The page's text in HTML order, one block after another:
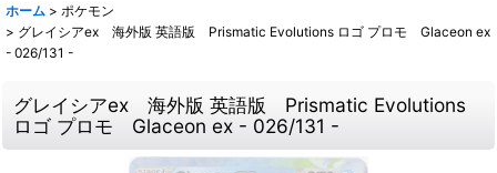
ホーム > ポケモン
> グレイシアex 海外版 英語版 Prismatic Evolutions ロゴ プロモ Glaceon ex
- 026/131 -
グレイシアex 海外版 英語版 Prismatic Evolutions
ロゴ プロモ Glaceon ex - 026/131 -